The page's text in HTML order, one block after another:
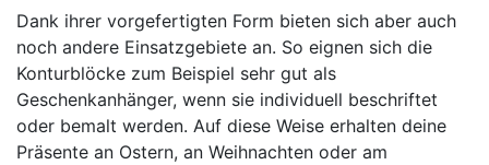
Dank ihrer vorgefertigten Form bieten sich aber auch
noch andere Einsatzgebiete an. So eignen sich die
Konturblöcke zum Beispiel sehr gut als
Geschenkanhänger, wenn sie individuell beschriftet
oder bemalt werden. Auf diese Weise erhalten deine
Präsente an Ostern, an Weihnachten oder am